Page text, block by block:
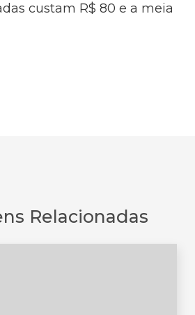
custam R$ 80 e a meia
Relacionadas